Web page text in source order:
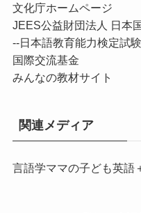
文化庁ホームページ
JEES公益財団法人 日本
--日本語教育能力検定試験
国際交流基金
みんなの教材サイト
関連メディア
言語学ママの子ども英語